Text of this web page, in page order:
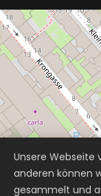
Unsere Webseite
anderen können
gesammelt und